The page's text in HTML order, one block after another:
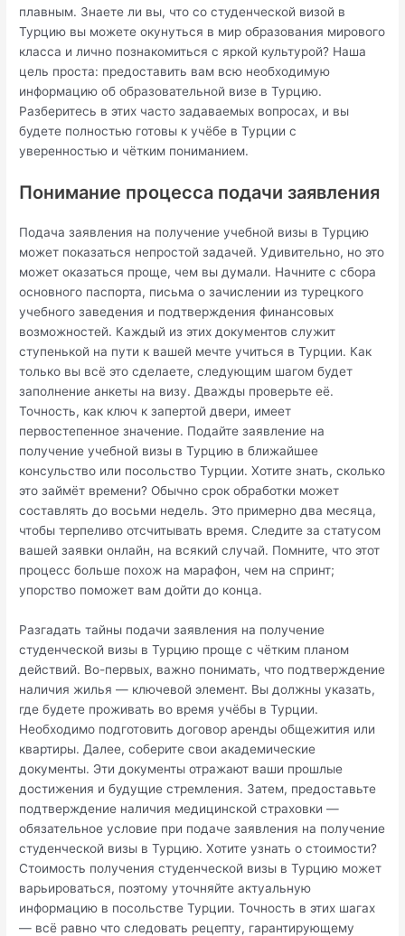
плавным. Знаете ли вы, что со студенческой визой в
Турцию вы можете окунуться в мир образования мирового
класса и лично познакомиться с яркой культурой? Наша
цель проста: предоставить вам всю необходимую
информацию об образовательной визе в Турцию.
Разберитесь в этих часто задаваемых вопросах, и вы
будете полностью готовы к учёбе в Турции с
уверенностью и чётким пониманием.
Понимание процесса подачи заявления
Подача заявления на получение учебной визы в Турцию
может показаться непростой задачей. Удивительно, но это
может оказаться проще, чем вы думали. Начните с сбора
основного паспорта, письма о зачислении из турецкого
учебного заведения и подтверждения финансовых
возможностей. Каждый из этих документов служит
ступенькой на пути к вашей мечте учиться в Турции. Как
только вы всё это сделаете, следующим шагом будет
заполнение анкеты на визу. Дважды проверьте её.
Точность, как ключ к запертой двери, имеет
первостепенное значение. Подайте заявление на
получение учебной визы в Турцию в ближайшее
консульство или посольство Турции. Хотите знать, сколько
это займёт времени? Обычно срок обработки может
составлять до восьми недель. Это примерно два месяца,
чтобы терпеливо отсчитывать время. Следите за статусом
вашей заявки онлайн, на всякий случай. Помните, что этот
процесс больше похож на марафон, чем на спринт;
упорство поможет вам дойти до конца.
Разгадать тайны подачи заявления на получение
студенческой визы в Турцию проще с чётким планом
действий. Во-первых, важно понимать, что подтверждение
наличия жилья — ключевой элемент. Вы должны указать,
где будете проживать во время учёбы в Турции.
Необходимо подготовить договор аренды общежития или
квартиры. Далее, соберите свои академические
документы. Эти документы отражают ваши прошлые
достижения и будущие стремления. Затем, предоставьте
подтверждение наличия медицинской страховки —
обязательное условие при подаче заявления на получение
студенческой визы в Турцию. Хотите узнать о стоимости?
Стоимость получения студенческой визы в Турцию может
варьироваться, поэтому уточняйте актуальную
информацию в посольстве Турции. Точность в этих шагах
— всё равно что следовать рецепту, гарантирующему